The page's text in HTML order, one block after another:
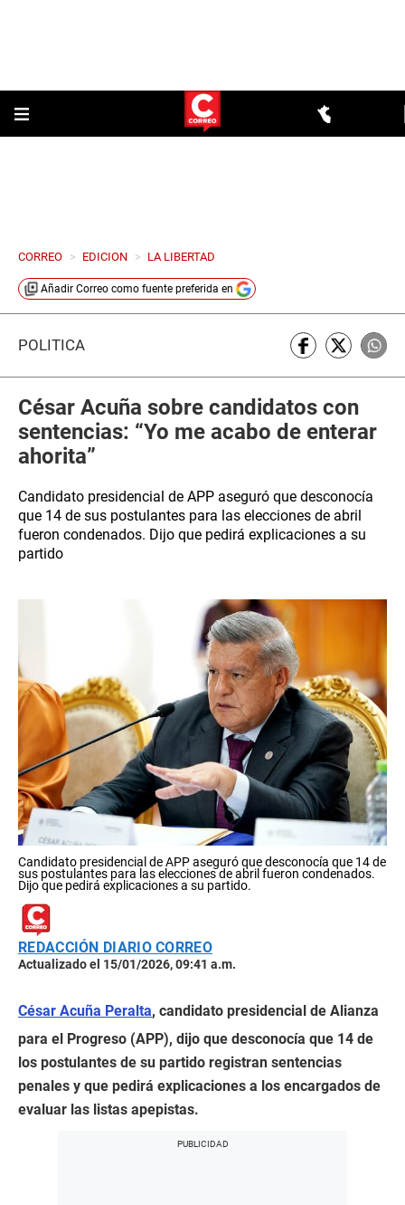
CORREO > EDICION > LA LIBERTAD
Añadir Correo como fuente preferida en
POLÍTICA
César Acuña sobre candidatos con
sentencias: “Yo me acabo de enterar
ahorita”
Candidato presidencial de APP aseguró que desconocía
que 14 de sus postulantes para las elecciones de abril
fueron condenados. Dijo que pedirá explicaciones a su
partido
Candidato presidencial de APP aseguró que desconocía que 14 de
sus postulantes para las elecciones de abril fueron condenados.
Dijo que pedirá explicaciones a su partido.
REDACCIÓN DIARIO CORREO
Actualizado el 15/01/2026, 09:41 a.m.
César Acuña Peralta, candidato presidencial de Alianza
para el Progreso (APP), dijo que desconocía que 14 de
los postulantes de su partido registran sentencias
penales y que pedirá explicaciones a los encargados de
evaluar las listas apepistas.